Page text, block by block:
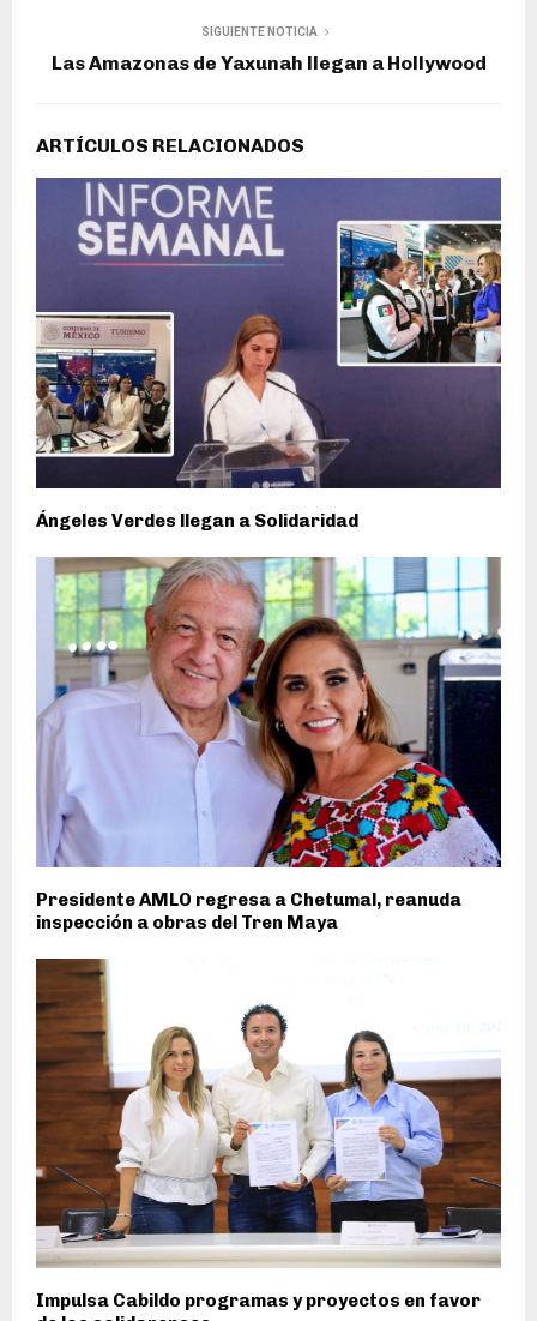
SIGUIENTE NOTICIA
Las Amazonas de Yaxunah llegan a Hollywood
ARTÍCULOS RELACIONADOS
Ángeles Verdes llegan a Solidaridad
Presidente AMLO regresa a Chetumal, reanuda
inspección a obras del Tren Maya
Impulsa Cabildo programas y proyectos en favor